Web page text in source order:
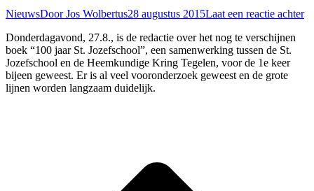
NieuwsDoorJos Wolbertus28 augustus 2015Laat een reactie achter
Donderdagavond, 27.8., is de redactie over het nog te verschijnen
boek “100 jaar St. Jozefschool”, een samenwerking tussen de St.
Jozefschool en de Heemkundige Kring Tegelen, voor de 1e keer
bijeen geweest. Er is al veel vooronderzoek geweest en de grote
lijnen worden langzaam duidelijk.